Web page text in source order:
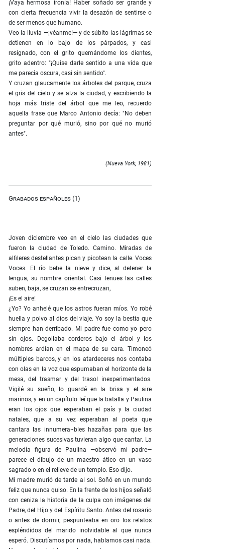
¡Vaya hermosa ironía! Haber soñado ser grande y
con cierta frecuencia vivir la desazón de sentirse o
de ser menos que humano.
Veo la lluvia —¡véanme!— y de súbito las lágrimas se
detienen en lo bajo de los párpados, y casi
resignado, con el grito quemándome los dientes,
grito adentro: "¡Quise darle sentido a una vida que
me parecía oscura, casi sin sentido".
Y cruzan glaucamente los árboles del parque, cruza
el gris del cielo y se alza la ciudad, y escribiendo la
hoja más triste del árbol que me leo, recuerdo
aquella frase que Marco Antonio decía: "No deben
preguntar por qué murió, sino por qué no murió
antes".
(Nueva York, 1981)
Grabados españoles (1)
Joven diciembre veo en el cielo las ciudades que
fueron la ciudad de Toledo. Camino. Miradas de
alfileres destellantes pican y picotean la calle. Voces
Voces. El río bebe la nieve y dice, al detener la
lengua, su nombre oriental. Casi tenues las calles
suben, baja, se cruzan se entrecruzan,
¡Es el aire!
¿Yo? Yo anhelé que los astros fueran míos. Yo robé
huella y polvo al dios del viaje. Yo soy la bestia que
siempre han derribado. Mi padre fue como yo pero
sin ojos. Degollaba corderos bajo el árbol y los
nombres ardían en el mapa de su cara. Timoneó
múltiples barcos, y en los atardeceres nos contaba
con olas en la voz que espumaban el horizonte de la
mesa, del trasmar y del trasol inexperimentados.
Vigilé su sueño, lo guardé en la brisa y el aire
marinos, y en un capítulo leí que la batalla y Paulina
eran los ojos que esperaban el país y la ciudad
natales, que a su vez esperaban al poeta que
cantara las innumera¬bles hazañas para que las
generaciones sucesivas tuvieran algo que cantar. La
melodía figura de Paulina —observó mi padre—
parece el dibujo de un maestro ático en un vaso
sagrado o en el relieve de un templo. Eso dijo.
Mi madre murió de tarde al sol. Soñó en un mundo
feliz que nunca quiso. En la frente de los hijos señaló
con ceniza la historia de la culpa con imágenes del
Padre, del Hijo y del Espíritu Santo. Antes del rosario
o antes de dormir, pespunteaba en oro los relatos
espléndidos del marido inolvidable al que nunca
esperó. Discutíamos por nada, hablamos casi nada.